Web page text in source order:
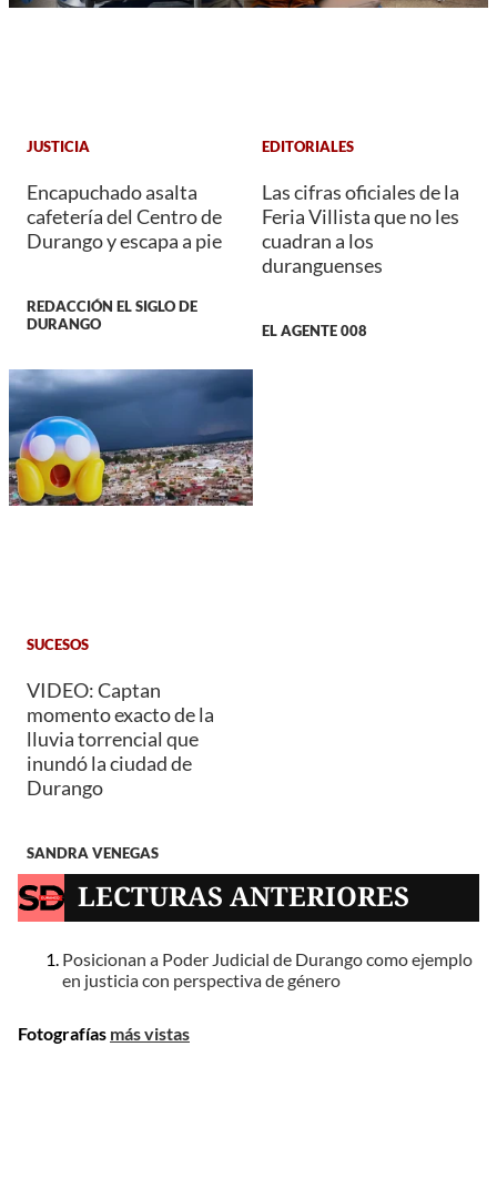
JUSTICIA
Encapuchado asalta
cafetería del Centro de
Durango y escapa a pie
REDACCIÓN EL SIGLO DE
DURANGO
EDITORIALES
Las cifras oficiales de la
Feria Villista que no les
cuadran a los
duranguenses
EL AGENTE 008
SUCESOS
VIDEO: Captan
momento exacto de la
lluvia torrencial que
inundó la ciudad de
Durango
SANDRA VENEGAS
LECTURAS ANTERIORES
Posicionan a Poder Judicial de Durango como ejemplo
en justicia con perspectiva de género
Fotografías más vistas